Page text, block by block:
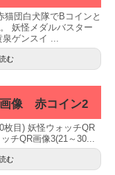
団白犬隊でBコインと
妖怪メダルバスター
泉ゲンスイ ...
む
像 赤コイン2
枚目) 妖怪ウォッチQR
チQR画像3(21～30...
む